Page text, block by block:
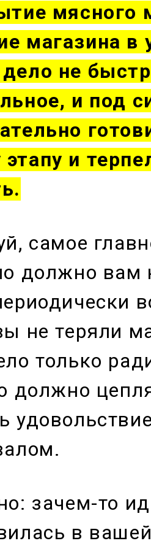
мясного
магазина в
не
и под
и
самое
должно вам
не теряли
только
должно
зачем-то
в